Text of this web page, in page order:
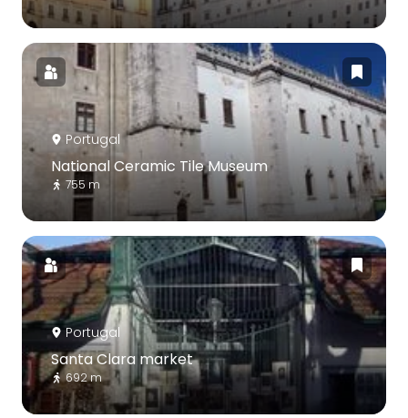
Portugal
National Ceramic Tile Museum
755 m
Portugal
Santa Clara market
692 m